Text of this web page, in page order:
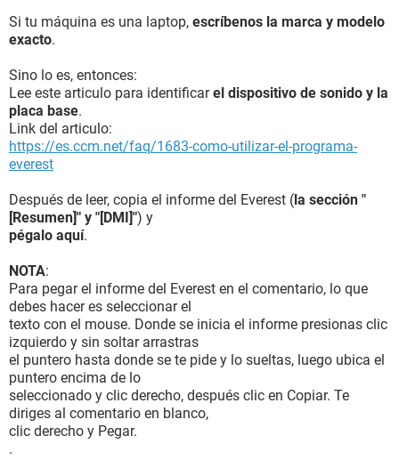
Si tu máquina es una laptop, escríbenos la marca y modelo
exacto.
Sino lo es, entonces:
Lee este articulo para identificarel dispositivo de sonido y la
placa base.
Link del articulo:
https://es.ccm.net/faq/1683-como-utilizar-el-programa-
everest
Después de leer, copia el informe del Everest (la sección "
[Resumen]" y "[DMI]") y
pégalo aquí.
NOTA:
Para pegar el informe del Everest en el comentario, lo que
debes hacer es seleccionar el
texto con el mouse. Donde se inicia el informe presionas clic
izquierdo y sin soltar arrastras
el puntero hasta donde se te pide y lo sueltas, luego ubica el
puntero encima de lo
seleccionado y clic derecho, después clic en Copiar. Te
diriges al comentario en blanco,
clic derecho y Pegar.
.